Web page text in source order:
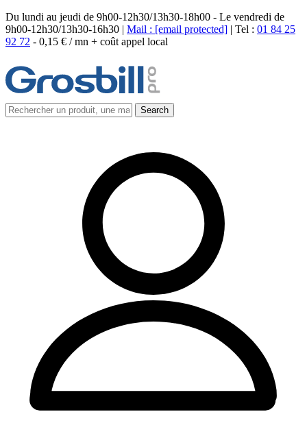
Du lundi au jeudi de 9h00-12h30/13h30-18h00 - Le vendredi de
9h00-12h30/13h30-16h30 | Mail : [email protected] | Tel : 01 84 25
92 72 - 0,15 € / mn + coût appel local